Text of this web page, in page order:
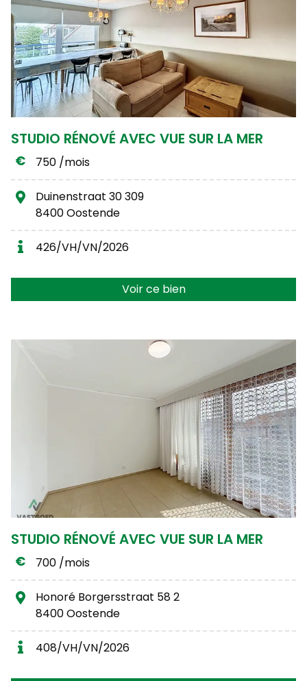
STUDIO RÉNOVÉ AVEC VUE SUR LA MER
750 /mois
Duinenstraat 30 309
8400 Oostende
426/VH/VN/2026
Voir ce bien
STUDIO RÉNOVÉ AVEC VUE SUR LA MER
700 /mois
Honoré Borgersstraat 58 2
8400 Oostende
408/VH/VN/2026